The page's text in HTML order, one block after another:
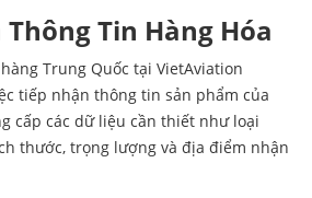
Tin Hàng Hóa
Trung Quốc tại VietAviation
tiếp nhận thông tin sản phẩm của
cấp các dữ liệu cần thiết như loại
thước, trọng lượng và địa điểm nhận